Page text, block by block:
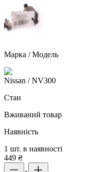
Марка / Модель
Nissan / NV300
Стан
Вживаний товар
Наявність
1 шт. в наявності
449 ₴